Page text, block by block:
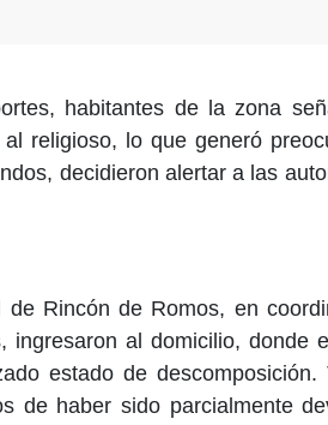
habitantes de la zona
religioso, lo que generó
decidieron alertar a las
Rincón de Romos, en
ingresaron al domicilio, donde
estado de descomposición.
de haber sido parcialmente